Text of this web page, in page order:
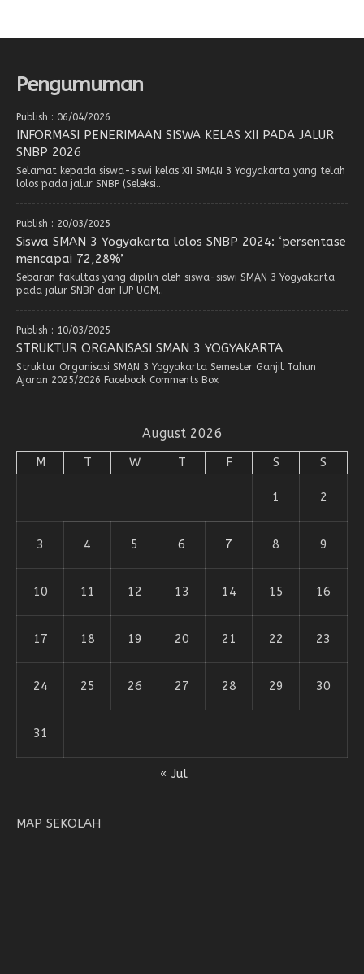
Pengumuman
Publish : 06/04/2026
INFORMASI PENERIMAAN SISWA KELAS XII PADA JALUR
SNBP 2026
Selamat kepada siswa-siswi kelas XII SMAN 3 Yogyakarta yang telah
lolos pada jalur SNBP (Seleksi..
Publish : 20/03/2025
Siswa SMAN 3 Yogyakarta lolos SNBP 2024: ‘persentase
mencapai 72,28%’
Sebaran fakultas yang dipilih oleh siswa-siswi SMAN 3 Yogyakarta
pada jalur SNBP dan IUP UGM..
Publish : 10/03/2025
STRUKTUR ORGANISASI SMAN 3 YOGYAKARTA
Struktur Organisasi SMAN 3 Yogyakarta Semester Ganjil Tahun
Ajaran 2025/2026 Facebook Comments Box
August 2026
M T W T F S S
1 2
3 4 5 6 7 8 9
10 11 12 13 14 15 16
17 18 19 20 21 22 23
24 25 26 27 28 29 30
31
« Jul
MAP SEKOLAH